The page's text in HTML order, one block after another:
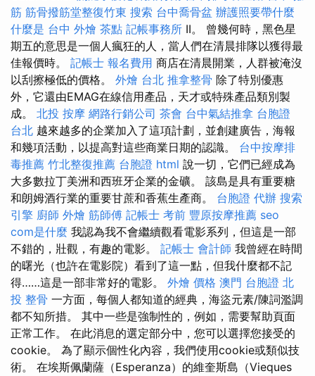
筋 筋骨撥筋堂整復竹東 搜索 台中喬骨盆 辦護照要帶什麼
什麼是 台中 外燴 茶點 記帳事務所 II。 曾幾何時，黑色星
期五的意思是一個人瘋狂的人，當人們在清晨排隊以獲得最
佳報價時。 記帳士 報名費用 商店在清晨開業，人群被淹沒
以刮擦極低的價格。 外燴 台北 推拿整骨 除了特別優惠
外，它還由EMAG在線信用產品，天才或特殊產品類別製
成。 北投 按摩 網路行銷公司 茶會 台中氣結推拿 台胞證
台北 越來越多的企業加入了這項計劃，並創建廣告，海報
和幾項活動，以提高對這些商業日期的認識。 台中按摩排
毒推薦 竹北整復推薦 台胞證 html 說一切，它們已經成為
大多數拉丁美洲和西班牙企業的金礦。 該島是具有重要糖
和朗姆酒行業的重要甘蔗和香蕉生產商。 台胞證 代辦 搜索
引擎 廚師 外燴 筋師傅 記帳士 考前 豐原按摩推薦 seo
com是什麼 我認為我不會繼續觀看電影系列，但這是一部
不錯的，壯觀，有趣的電影。 記帳士 會計師 我曾經在時間
的曙光（也許在電影院）看到了這一點，但我什麼都不記
得……這是一部非常好的電影。 外燴 價格 澳門 台胞證 北
投 整骨 一方面，每個人都知道的經典，海盜元素/陳詞濫調
都不知所措。 其中一些是強制性的，例如，需要幫助頁面
正常工作。 在此消息的選定部分中，您可以選擇您接受的
cookie。 為了顯示個性化內容，我們使用cookie或類似技
術。 在埃斯佩蘭薩（Esperanza）的維奎斯島（Vieques